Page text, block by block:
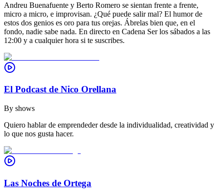
Andreu Buenafuente y Berto Romero se sientan frente a frente,
micro a micro, e improvisan. ¿Qué puede salir mal? El humor de
estos dos genios es oro para tus orejas. Ábrelas bien que, en el
fondo, nadie sabe nada. En directo en Cadena Ser los sábados a las
12:00 y a cualquier hora si te suscribes.
El Podcast de Nico Orellana
By shows
Quiero hablar de emprendeder desde la individualidad, creatividad y
lo que nos gusta hacer.
Las Noches de Ortega